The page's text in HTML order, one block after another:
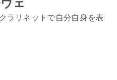
ェ
ラリネットで自分自身を表